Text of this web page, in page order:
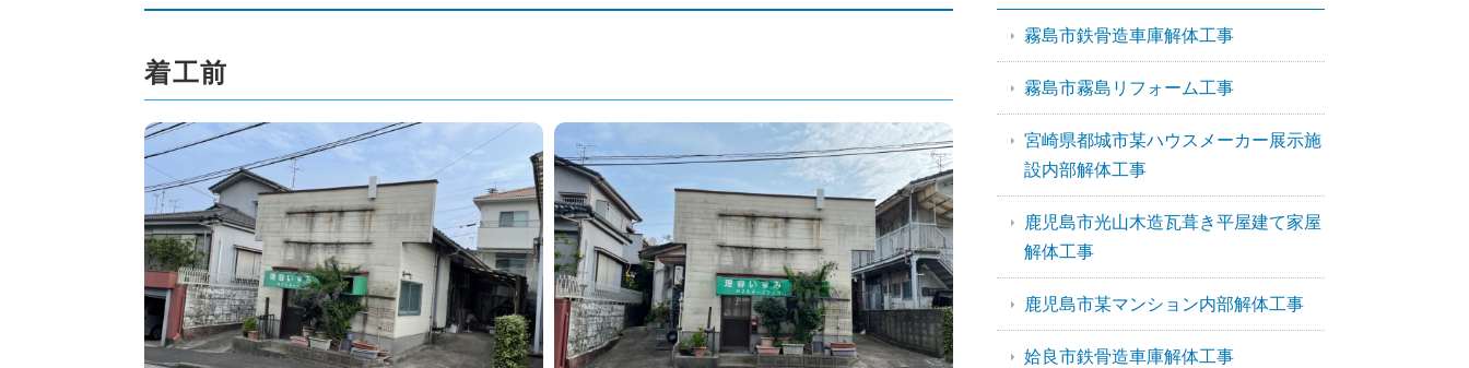
着工前
霧島市鉄骨造車庫解体工事
霧島市霧島リフォーム工事
宮崎県都城市某ハウスメーカー展示施
設内部解体工事
鹿児島市光山木造瓦葺き平屋建て家屋
解体工事
鹿児島市某マンション内部解体工事
姶良市鉄骨造車庫解体工事